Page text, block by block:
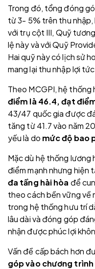
Trong đó, tổng đóng
từ 3- 5% trên thu nhập,
với trụ cột III, Quỹ
lệ này và với Quỹ
Hai quỹ này có lịch sử
mang lại thu nhập lợi
Theo MCGPI, hệ thống
điểm là 46.4, đạt
43/47 quốc gia được
tăng từ 41.7 vào năm
yếu là do mức độ bao
Mặc dù hệ thống lương
điểm mạnh nhưng hiện
đa tầng hài hòa để
theo cách bền vững về
trong hệ thống hưu trí
lâu dài và đóng góp
nhận được phúc lợi
Vấn đề cấp bách hơn
góp vào chương trình